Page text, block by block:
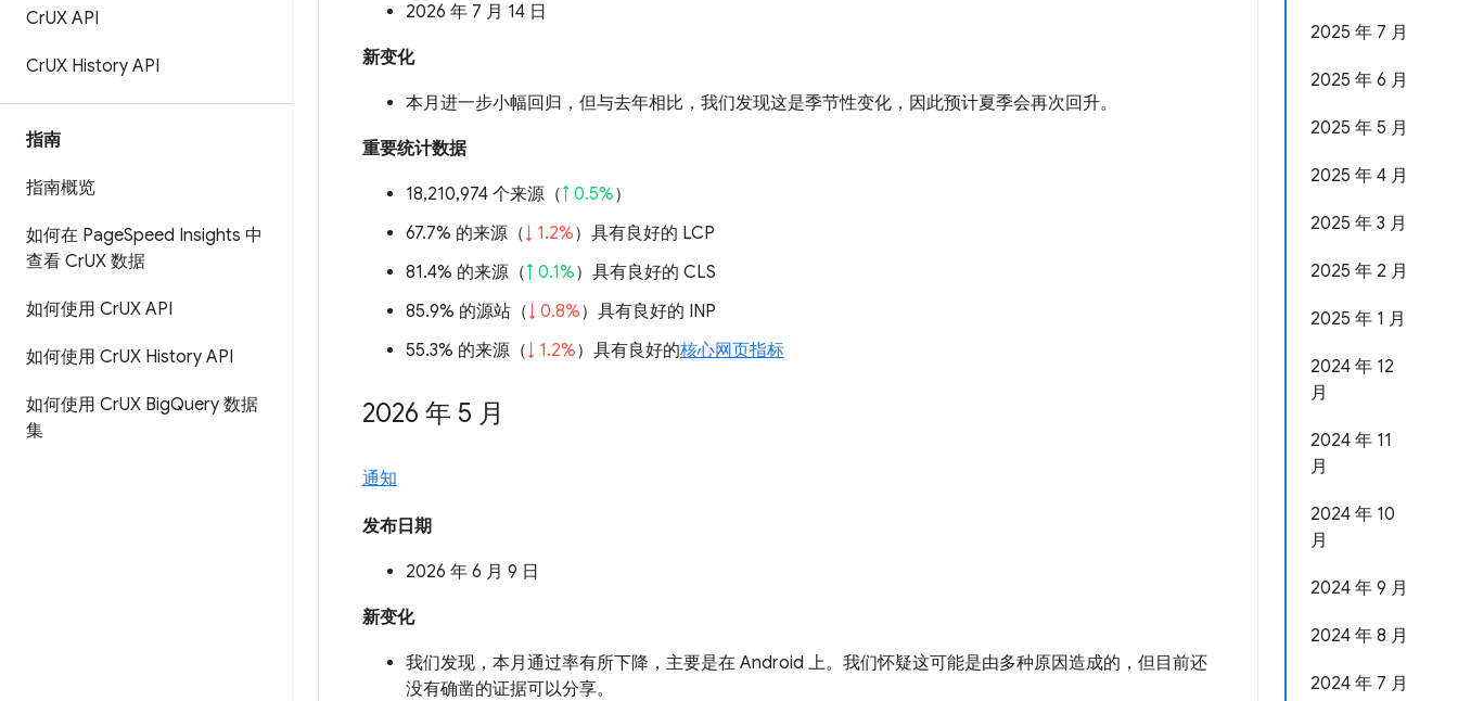
CrUX API
CrUX History API
指南
指南概览
如何在 PageSpeed Insights 中
查看 CrUX 数据
如何使用 CrUX API
如何使用 CrUX History API
如何使用 CrUX BigQuery 数据
集
2025 年 7 月
2025 年 6 月
2025 年 5 月
2025 年 4 月
2025 年 3 月
2025 年 2 月
2025 年 1 月
2024 年 12
月
2024 年 11
月
2024 年 10
月
2024 年 9 月
2024 年 8 月
2024 年 7 月
2026 年 7 月 14 日
新变化
本月进一步小幅回归，但与去年相比，我们发现这是季节性变化，因此预计夏季会再次回升。
重要统计数据
18,210,974 个来源（↑ 0.5%）
67.7% 的来源（↓ 1.2%）具有良好的 LCP
81.4% 的来源（↑ 0.1%）具有良好的 CLS
85.9% 的源站（↓ 0.8%）具有良好的 INP
55.3% 的来源（↓ 1.2%）具有良好的核心网页指标
2026 年 5 月
通知
发布日期
2026 年 6 月 9 日
新变化
我们发现，本月通过率有所下降，主要是在 Android 上。我们怀疑这可能是由多种原因造成的，但目前还
没有确凿的证据可以分享。